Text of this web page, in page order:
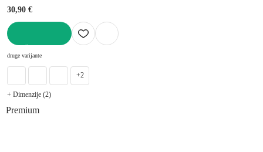
30,90 €
druge varijante
+2
+ Dimenzije (2)
Premium